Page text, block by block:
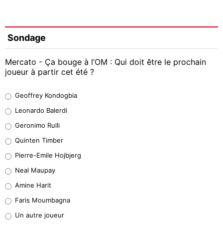
Sondage
Mercato - Ça bouge à l’OM : Qui doit être le prochain
joueur à partir cet été ?
38%
32%
5%
1%
9%
Geoffrey Kondogbia
Leonardo Balerdi
Geronimo Rulli
Quinten Timber
Pierre-Emile Hojbjerg
Neal Maupay
Amine Harit
Faris Moumbagna
Un autre joueur